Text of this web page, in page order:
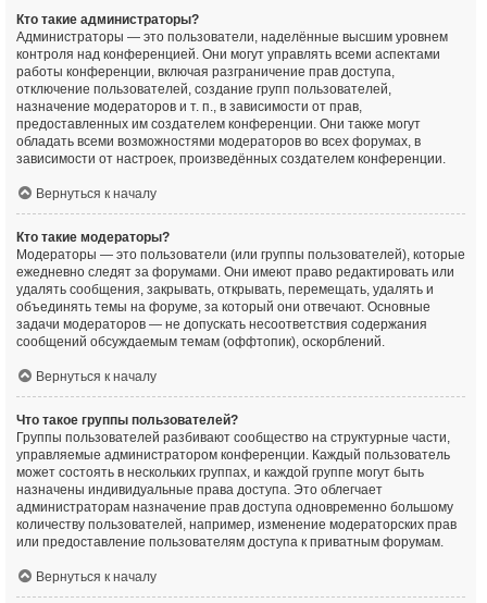
Кто такие администраторы?
Администраторы — это пользователи, наделённые высшим уровнем
контроля над конференцией. Они могут управлять всеми аспектами
работы конференции, включая разграничение прав доступа,
отключение пользователей, создание групп пользователей,
назначение модераторов и т. п., в зависимости от прав,
предоставленных им создателем конференции. Они также могут
обладать всеми возможностями модераторов во всех форумах, в
зависимости от настроек, произведённых создателем конференции.
Вернуться к началу
Кто такие модераторы?
Модераторы — это пользователи (или группы пользователей), которые
ежедневно следят за форумами. Они имеют право редактировать или
удалять сообщения, закрывать, открывать, перемещать, удалять и
объединять темы на форуме, за который они отвечают. Основные
задачи модераторов — не допускать несоответствия содержания
сообщений обсуждаемым темам (оффтопик), оскорблений.
Вернуться к началу
Что такое группы пользователей?
Группы пользователей разбивают сообщество на структурные части,
управляемые администратором конференции. Каждый пользователь
может состоять в нескольких группах, и каждой группе могут быть
назначены индивидуальные права доступа. Это облегчает
администраторам назначение прав доступа одновременно большому
количеству пользователей, например, изменение модераторских прав
или предоставление пользователям доступа к приватным форумам.
Вернуться к началу